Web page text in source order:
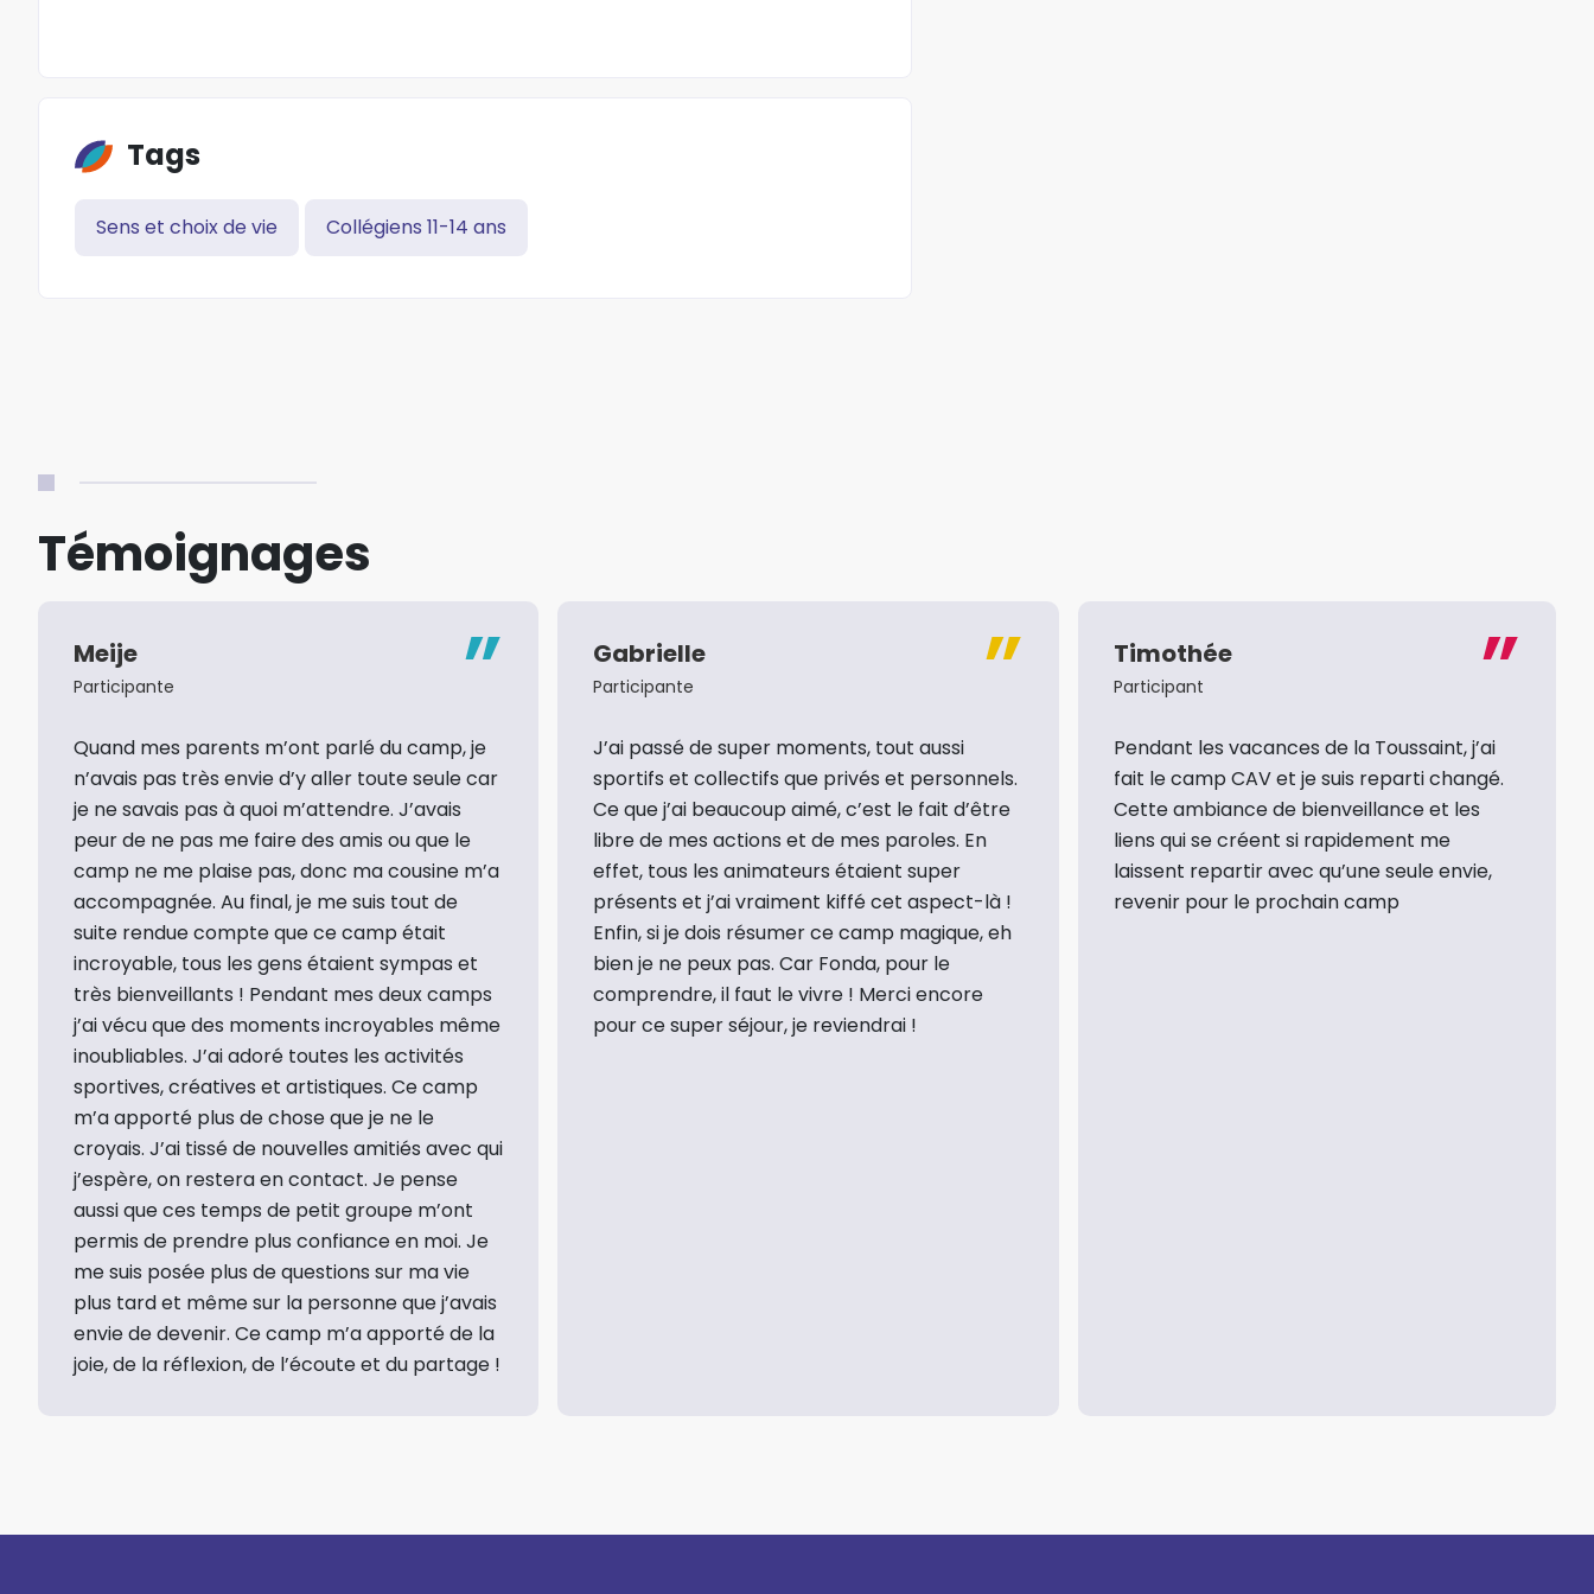
Tags
Sens et choix de vie Collégiens 11-14 ans
Témoignages
Meije
Participante
Quand mes parents m’ont parlé du camp, je
n’avais pas très envie d’y aller toute seule car
je ne savais pas à quoi m’attendre. J’avais
peur de ne pas me faire des amis ou que le
camp ne me plaise pas, donc ma cousine m’a
accompagnée. Au final, je me suis tout de
suite rendue compte que ce camp était
incroyable, tous les gens étaient sympas et
très bienveillants ! Pendant mes deux camps
j’ai vécu que des moments incroyables même
inoubliables. J’ai adoré toutes les activités
sportives, créatives et artistiques. Ce camp
m’a apporté plus de chose que je ne le
croyais. J’ai tissé de nouvelles amitiés avec qui
j’espère, on restera en contact. Je pense
aussi que ces temps de petit groupe m’ont
permis de prendre plus confiance en moi. Je
me suis posée plus de questions sur ma vie
plus tard et même sur la personne que j’avais
envie de devenir. Ce camp m’a apporté de la
joie, de la réflexion, de l’écoute et du partage !
Gabrielle
Participante
J’ai passé de super moments, tout aussi
sportifs et collectifs que privés et personnels.
Ce que j’ai beaucoup aimé, c’est le fait d’être
libre de mes actions et de mes paroles. En
effet, tous les animateurs étaient super
présents et j’ai vraiment kiffé cet aspect-là !
Enfin, si je dois résumer ce camp magique, eh
bien je ne peux pas. Car Fonda, pour le
comprendre, il faut le vivre ! Merci encore
pour ce super séjour, je reviendrai !
Timothée
Participant
Pendant les vacances de la Toussaint, j’ai
fait le camp CAV et je suis reparti changé.
Cette ambiance de bienveillance et les
liens qui se créent si rapidement me
laissent repartir avec qu’une seule envie,
revenir pour le prochain camp